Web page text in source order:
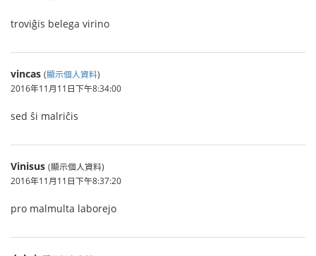
troviĝis belega virino
vincas (顯示個人資料)
2016年11月11日下午8:34:00
sed ŝi malriĉis
Vinisus (顯示個人資料)
2016年11月11日下午8:37:20
pro malmulta laborejo